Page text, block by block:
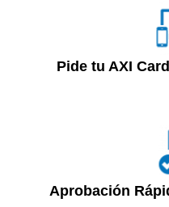
Pide tu AXI
Aprobación